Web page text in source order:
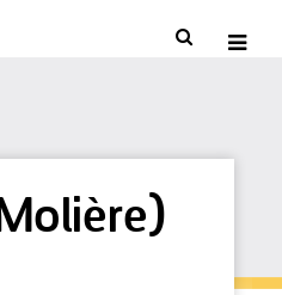
 